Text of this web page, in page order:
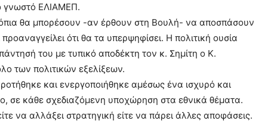
γνωστό ΕΛΙΑΜΕΠ.
θα μπορέσουν -αν έρθουν στη Βουλή- να αποσπάσουν
ότι θα τα υπερψηφίσει. Η πολιτική ουσία
του με τυπικό αποδέκτη τον κ. Σημίτη ο Κ.
των πολιτικών εξελίξεων.
και ενεργοποιήθηκε αμέσως ένα ισχυρό και
σε κάθε σχεδιαζόμενη υποχώρηση στα εθνικά θέματα.
να αλλάξει στρατηγική είτε να πάρει άλλες αποφάσεις.